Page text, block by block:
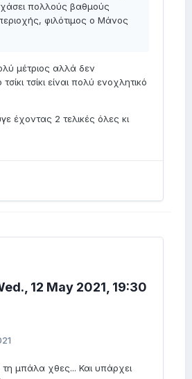
πολλούς βαθμούς
φιλότιμος ο Μάνος
μέτριος αλλά δεν
τσίκι είναι πολύ ενοχλητικό
έχοντας 2 τελικές όλες κι
12 May 2021, 19:30
μπάλα χθες... Και υπάρχει